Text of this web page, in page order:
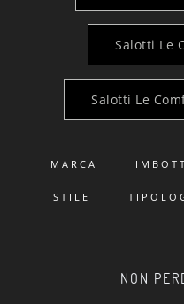
Salotti Le
Salotti Le
MARCA
STILE
NON